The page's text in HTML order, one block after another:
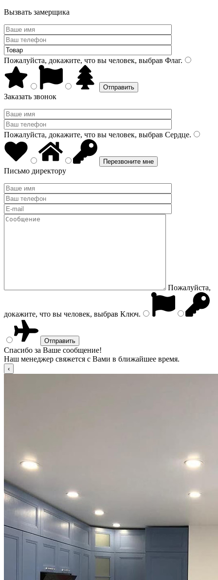
Вызвать замерщика
Пожалуйста, докажите, что вы человек, выбрав Флаг.
Заказать звонок
Пожалуйста, докажите, что вы человек, выбрав Сердце.
Письмо директору
Пожалуйста,
докажите, что вы человек, выбрав Ключ.
Спасибо за Ваше сообщение!
Наш менеджер свяжется с Вами в ближайшее время.